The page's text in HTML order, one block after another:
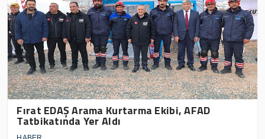
Fırat EDAŞ Arama Kurtarma Ekibi, AFAD
Tatbikatında Yer Aldı